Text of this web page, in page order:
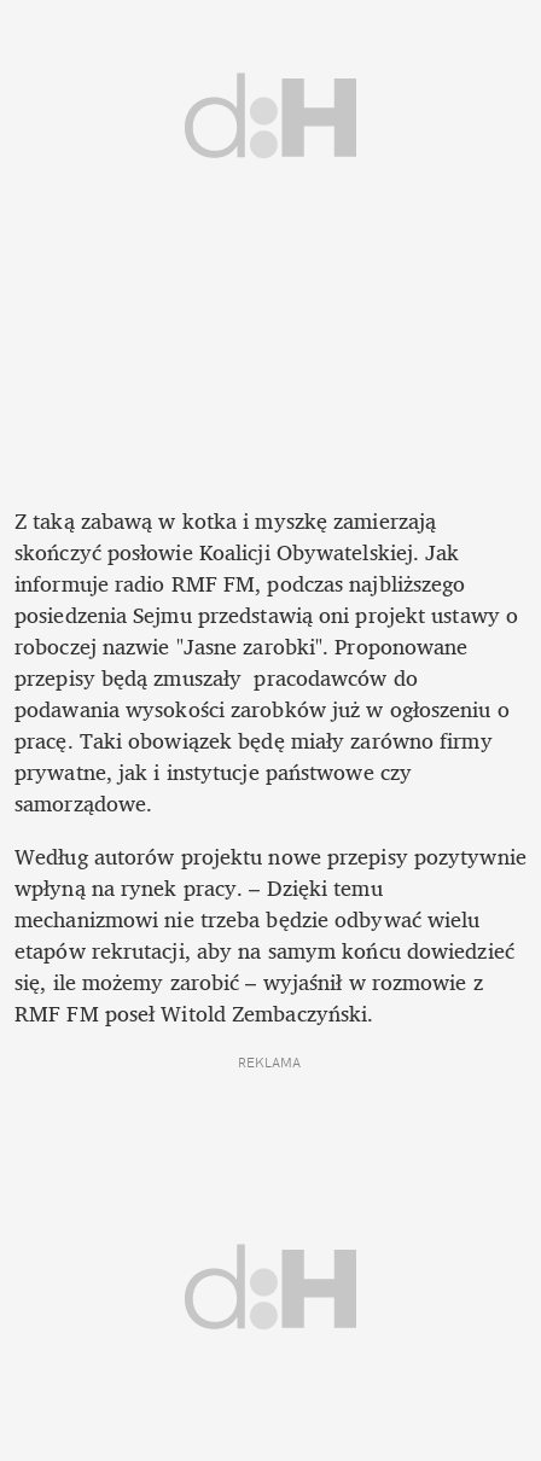
Z taką zabawą w kotka i myszkę zamierzają
skończyć posłowie Koalicji Obywatelskiej. Jak
informuje radio RMF FM, podczas najbliższego
posiedzenia Sejmu przedstawią oni projekt ustawy o
roboczej nazwie "Jasne zarobki". Proponowane
przepisy będą zmuszały  pracodawców do
podawania wysokości zarobków już w ogłoszeniu o
pracę. Taki obowiązek będę miały zarówno firmy
prywatne, jak i instytucje państwowe czy
samorządowe.
Według autorów projektu nowe przepisy pozytywnie
wpłyną na rynek pracy. – Dzięki temu
mechanizmowi nie trzeba będzie odbywać wielu
etapów rekrutacji, aby na samym końcu dowiedzieć
się, ile możemy zarobić – wyjaśnił w rozmowie z
RMF FM poseł Witold Zembaczyński.
REKLAMA